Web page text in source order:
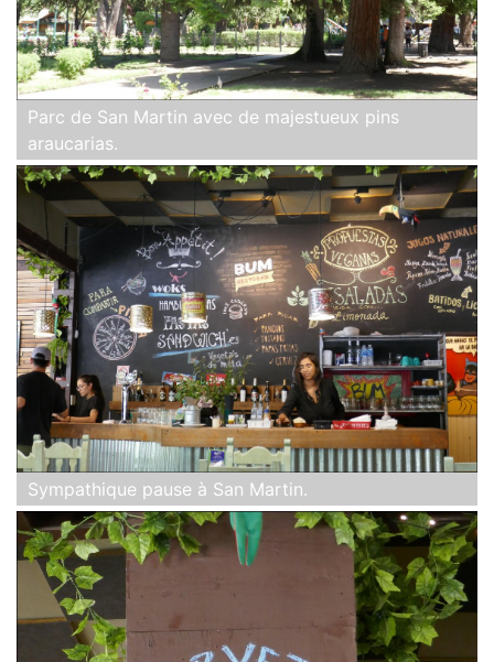
Parc de San Martin avec de majestueux pins
araucarias.
Sympathique pause à San Martin.